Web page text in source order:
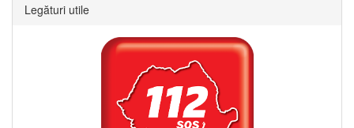
Legături utile